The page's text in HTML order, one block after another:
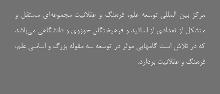
مرکز بین المللی توسعه علم، فرهنگ و عقلانیت مجموعه‌ای مستقل و
متشکل از تعدادی از اساتید و فرهیختگان حوزوی و دانشگاهی می‌باشد
که در تلاش است گامهایی موثر در توسعه سه مقوله بزرگ و اساسی علم،
فرهنگ و عقلانیت بردارد.